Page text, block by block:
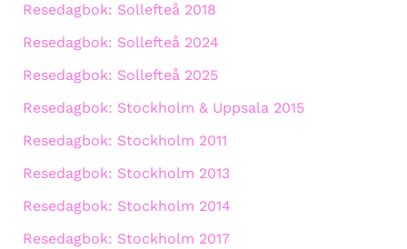
Resedagbok: Sollefteå 2018
Resedagbok: Sollefteå 2024
Resedagbok: Sollefteå 2025
Resedagbok: Stockholm & Uppsala 2015
Resedagbok: Stockholm 2011
Resedagbok: Stockholm 2013
Resedagbok: Stockholm 2014
Resedagbok: Stockholm 2017